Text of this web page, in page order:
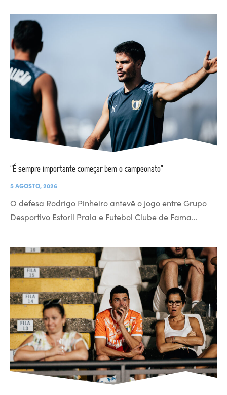
“É sempre importante começar bem o campeonato”
5 AGOSTO, 2026
O defesa Rodrigo Pinheiro antevê o jogo entre Grupo
Desportivo Estoril Praia e Futebol Clube de Fama…